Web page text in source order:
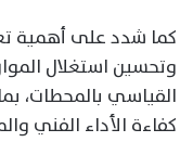
كما شدد على أهمية
وتحسين استغلال
القياسي بالمحطات،
كفاءة الأداء الفني